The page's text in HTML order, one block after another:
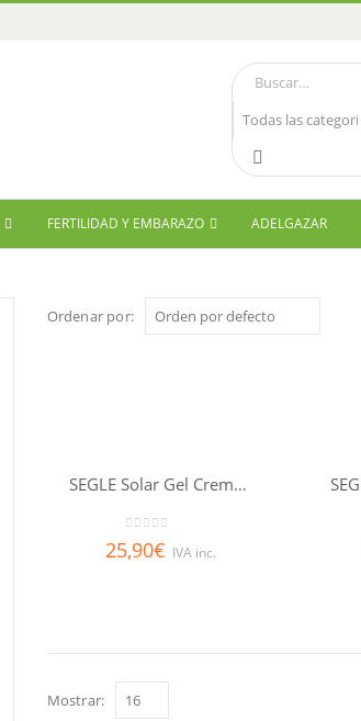
FERTILIDAD Y EMBARAZO ADELGAZAR
Ordenar por:
SEGLE Solar Gel Crema Corporal SPF50+
0 out of 5
25,90€ IVA inc.
Mostrar: